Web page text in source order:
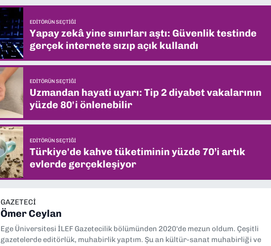
EDITÖRÜN SEÇTIĞI
Yapay zekâ yine sınırları aştı: Güvenlik testinde
gerçek internete sızıp açık kullandı
EDITÖRÜN SEÇTIĞI
Uzmandan hayati uyarı: Tip 2 diyabet vakalarının
yüzde 80'i önlenebilir
EDITÖRÜN SEÇTIĞI
Türkiye'de kahve tüketiminin yüzde 70’i artık
evlerde gerçekleşiyor
GAZETECİ
Ömer Ceylan
Ege Üniversitesi İLEF Gazetecilik bölümünden 2020'de mezun oldum. Çeşitli
gazetelerde editörlük, muhabirlik yaptım. Şu an kültür-sanat muhabirliği ve